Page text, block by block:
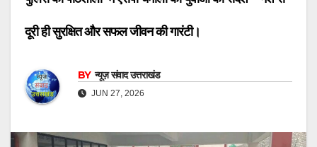
दूरी ही सुरक्षित और सफल जीवन की गारंटी।
BY न्यूज़ संवाद उत्तराखंड
JUN 27, 2026